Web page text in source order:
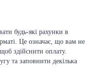
будь-які рахунки в
Це означає, що вам не
здійснити оплату.
та заповнити декілька